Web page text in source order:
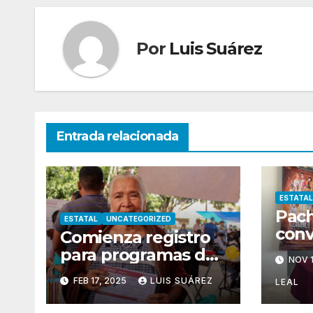
Por Luis Suárez
Entrada relacionada
ESTATAL UNCATEGORIZED
Comienza registro
para programas del
Bienestar
FEB 17, 2025 LUIS SUÁREZ
ESTATAL
salsa
NOV
LEAL